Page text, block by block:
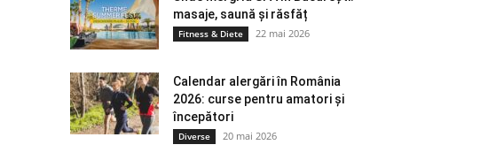
masaje, saună și răsfăț
Fitness & Diete 22 mai 2026
Calendar alergări în România
2026: curse pentru amatori și
începători
Diverse 20 mai 2026